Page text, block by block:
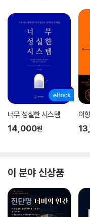
너무 성실한 시스템
14,000원
이
이 분야 신상품